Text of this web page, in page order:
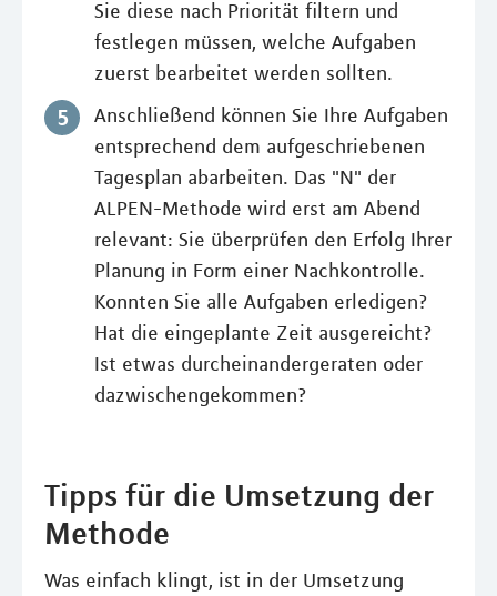
Sie diese nach Priorität filtern und
festlegen müssen, welche Aufgaben
zuerst bearbeitet werden sollten.
Anschließend können Sie Ihre Aufgaben
entsprechend dem aufgeschriebenen
Tagesplan abarbeiten. Das "N" der
ALPEN-Methode wird erst am Abend
relevant: Sie überprüfen den Erfolg Ihrer
Planung in Form einer Nachkontrolle.
Konnten Sie alle Aufgaben erledigen?
Hat die eingeplante Zeit ausgereicht?
Ist etwas durcheinandergeraten oder
dazwischengekommen?
Tipps für die Umsetzung der
Methode
Was einfach klingt, ist in der Umsetzung